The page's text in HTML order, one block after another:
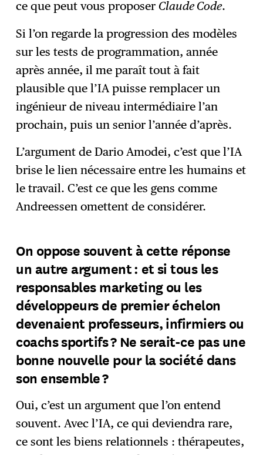
ce que peut vous proposer Claude Code.
Si l’on regarde la progression des modèles
sur les tests de programmation, année
après année, il me paraît tout à fait
plausible que l’IA puisse remplacer un
ingénieur de niveau intermédiaire l’an
prochain, puis un senior l’année d’après.
L’argument de Dario Amodei, c’est que l’IA
brise le lien nécessaire entre les humains et
le travail. C’est ce que les gens comme
Andreessen omettent de considérer.
On oppose souvent à cette réponse
un autre argument : et si tous les
responsables marketing ou les
développeurs de premier échelon
devenaient professeurs, infirmiers ou
coachs sportifs ? Ne serait-ce pas une
bonne nouvelle pour la société dans
son ensemble ?
Oui, c’est un argument que l’on entend
souvent. Avec l’IA, ce qui deviendra rare,
ce sont les biens relationnels : thérapeutes,